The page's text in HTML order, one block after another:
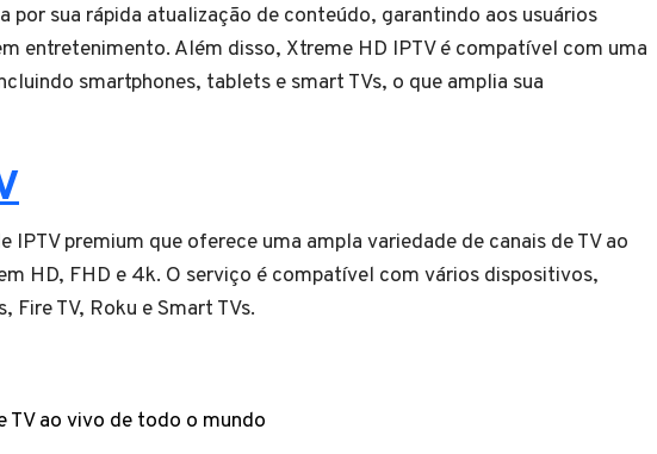
sua rápida atualização de conteúdo, garantindo aos usuários
entretenimento. Além disso, Xtreme HD IPTV é compatível com uma
smartphones, tablets e smart TVs, o que amplia sua
IPTV premium que oferece uma ampla variedade de canais de TV ao
HD, FHD e 4k. O serviço é compatível com vários dispositivos,
TV, Roku e Smart TVs.
TV ao vivo de todo o mundo